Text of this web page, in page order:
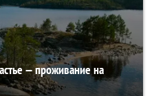
— проживание на